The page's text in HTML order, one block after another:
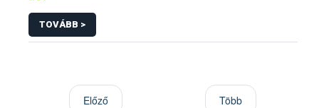
TOVÁBB >
Előző Több